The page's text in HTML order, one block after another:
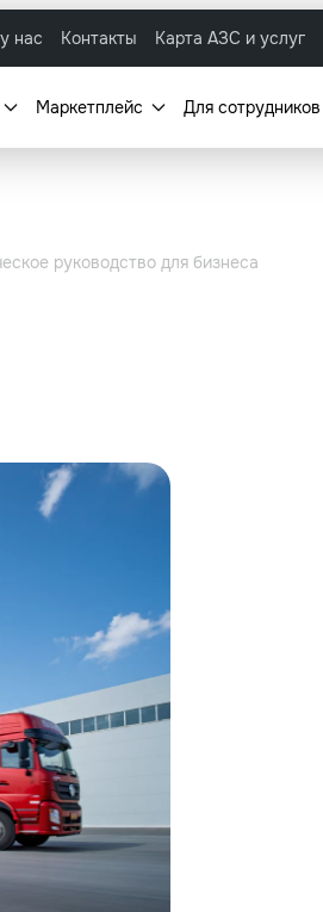
нас Контакты Карта АЗС и услуг
Маркетплейс Для сотрудников
руководство для бизнеса